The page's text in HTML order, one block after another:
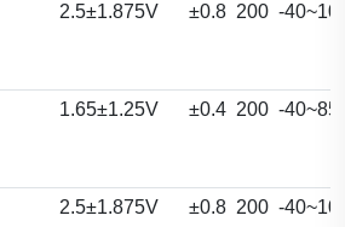
2.5±1.875V ±0.8 200 -
1.65±1.25V ±0.4 200 -40~85
2.5±1.875V ±0.8 200 -